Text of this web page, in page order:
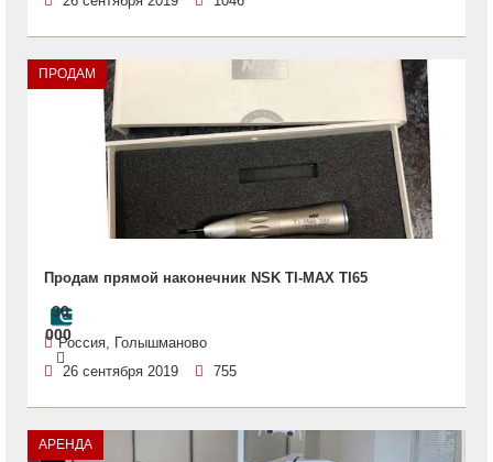
ПРОДАМ
Продам прямой наконечник NSK TI-MAX TI65
30
000Россия, Голышманово
26 сентября 2019
755
АРЕНДА